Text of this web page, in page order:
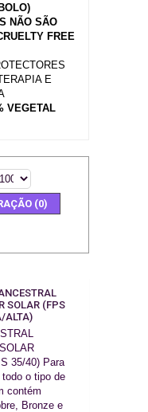
NÃO SÃO
FREE
E
VEGETAL
(0)
SOLAR (FPS
ALTA)
35/40) Para
o tipo de
contém
Bronze e